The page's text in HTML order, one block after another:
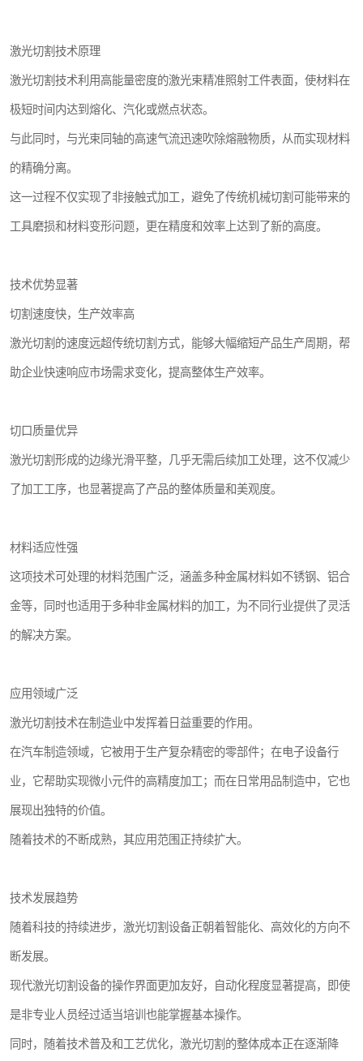
激光切割技术原理
激光切割技术利用高能量密度的激光束精准照射工件表面，使材料在
极短时间内达到熔化、汽化或燃点状态。
与此同时，与光束同轴的高速气流迅速吹除熔融物质，从而实现材料
的精确分离。
这一过程不仅实现了非接触式加工，避免了传统机械切割可能带来的
工具磨损和材料变形问题，更在精度和效率上达到了新的高度。
技术优势显著
切割速度快，生产效率高
激光切割的速度远超传统切割方式，能够大幅缩短产品生产周期，帮
助企业快速响应市场需求变化，提高整体生产效率。
切口质量优异
激光切割形成的边缘光滑平整，几乎无需后续加工处理，这不仅减少
了加工工序，也显著提高了产品的整体质量和美观度。
材料适应性强
这项技术可处理的材料范围广泛，涵盖多种金属材料如不锈钢、铝合
金等，同时也适用于多种非金属材料的加工，为不同行业提供了灵活
的解决方案。
应用领域广泛
激光切割技术在制造业中发挥着日益重要的作用。
在汽车制造领域，它被用于生产复杂精密的零部件；在电子设备行
业，它帮助实现微小元件的高精度加工；而在日常用品制造中，它也
展现出独特的价值。
随着技术的不断成熟，其应用范围正持续扩大。
技术发展趋势
随着科技的持续进步，激光切割设备正朝着智能化、高效化的方向不
断发展。
现代激光切割设备的操作界面更加友好，自动化程度显著提高，即使
是非专业人员经过适当培训也能掌握基本操作。
同时，随着技术普及和工艺优化，激光切割的整体成本正在逐渐降